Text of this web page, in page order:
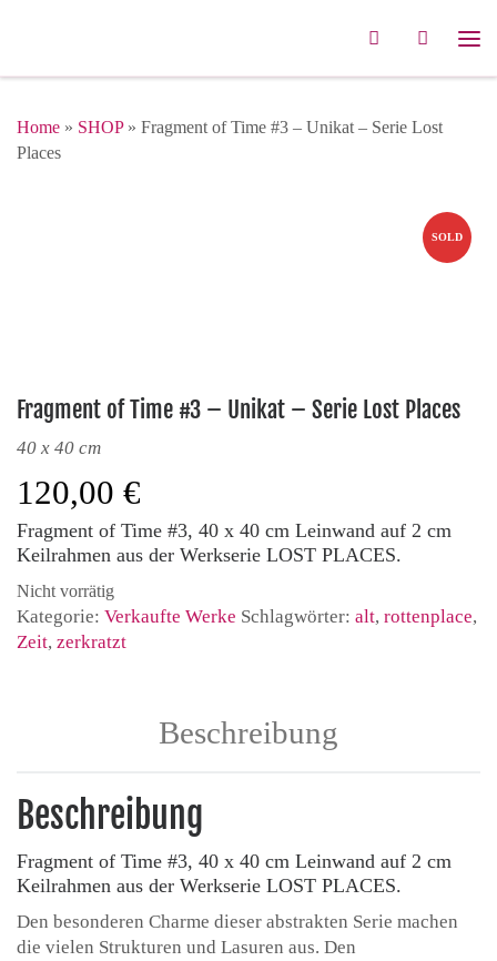
Search
Home » SHOP» Fragment of Time #3 – Unikat – Serie Lost
Places
SOLD
Fragment of Time #3 – Unikat – Serie Lost Places
40 x 40 cm
120,00 €
Fragment of Time #3, 40 x 40 cm Leinwand auf 2 cm
Keilrahmen aus der Werkserie LOST PLACES.
Nicht vorrätig
Kategorie: Verkaufte Werke Schlagwörter: alt, rottenplace,
Zeit, zerkratzt
Beschreibung
Beschreibung
Fragment of Time #3, 40 x 40 cm Leinwand auf 2 cm
Keilrahmen aus der Werkserie LOST PLACES.
Den besonderen Charme dieser abstrakten Serie machen
die vielen Strukturen und Lasuren aus. Den